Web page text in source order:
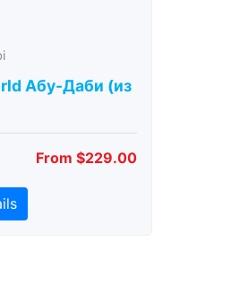
Абу-Даби (из
From $229.00